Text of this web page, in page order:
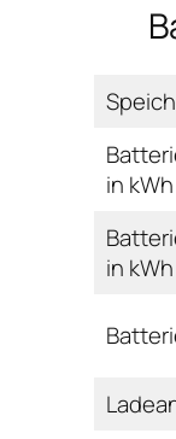
in kWh
in kWh